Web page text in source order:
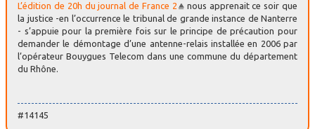
L’édition de 20h du journal de France 2
nous apprenait ce soir que
la justice -en l’occurrence le tribunal de grande instance de Nanterre
- s’appuie pour la première fois sur le principe de précaution pour
demander le démontage d’une antenne-relais installée en 2006 par
l’opérateur Bouygues Telecom dans une commune du département
du Rhône.
#14145